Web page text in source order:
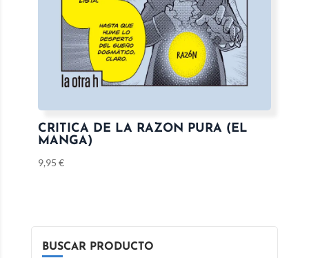
CRITICA DE LA RAZON PURA (EL
MANGA)
9,95 €
BUSCAR PRODUCTO